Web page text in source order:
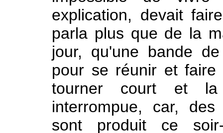
explication, devait
parla plus que de la
jour, qu'une bande
pour se réunir et
tourner court et la
interrompue, car,
sont produit ce